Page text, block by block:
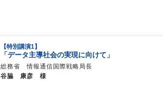
【特別講演1】
「データ主導社会の実現に向けて」
総務省 情報通信国際戦略局長
谷脇 康彦 様